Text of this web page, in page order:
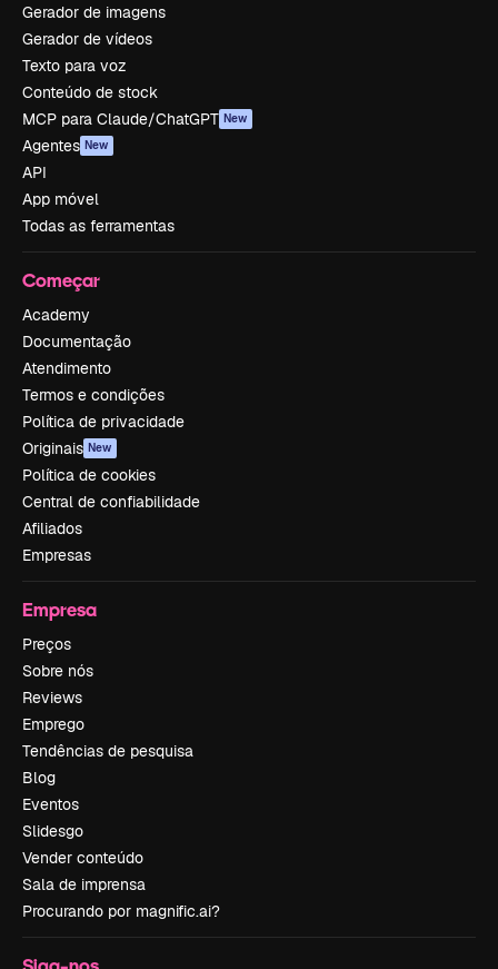
Gerador de imagens
Gerador de vídeos
Texto para voz
Conteúdo de stock
MCP para Claude/ChatGPT New
Agentes New
API
App móvel
Todas as ferramentas
Começar
Academy
Documentação
Atendimento
Termos e condições
Política de privacidade
Originais New
Política de cookies
Central de confiabilidade
Afiliados
Empresas
Empresa
Preços
Sobre nós
Reviews
Emprego
Tendências de pesquisa
Blog
Eventos
Slidesgo
Vender conteúdo
Sala de imprensa
Procurando por magnific.ai?